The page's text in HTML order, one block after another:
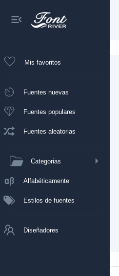
Mis favoritos
Fuentes nuevas
Fuentes populares
Fuentes aleatorias
Categorias
Alfabéticamente
Estilos de fuentes
Diseñadores